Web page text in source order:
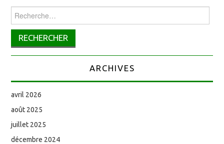
Rechercher :
ARCHIVES
avril 2026
août 2025
juillet 2025
décembre 2024